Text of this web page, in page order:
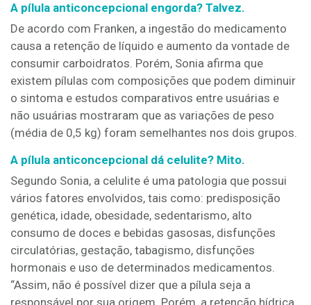
A pílula anticoncepcional engorda? Talvez.
De acordo com Franken, a ingestão do medicamento
causa a retenção de líquido e aumento da vontade de
consumir carboidratos. Porém, Sonia afirma que
existem pílulas com composições que podem diminuir
o sintoma e estudos comparativos entre usuárias e
não usuárias mostraram que as variações de peso
(média de 0,5 kg) foram semelhantes nos dois grupos.
A pílula anticoncepcional dá celulite? Mito.
Segundo Sonia, a celulite é uma patologia que possui
vários fatores envolvidos, tais como: predisposição
genética, idade, obesidade, sedentarismo, alto
consumo de doces e bebidas gasosas, disfunções
circulatórias, gestação, tabagismo, disfunções
hormonais e uso de determinados medicamentos.
“Assim, não é possível dizer que a pílula seja a
responsável por sua origem. Porém, a retenção hídrica